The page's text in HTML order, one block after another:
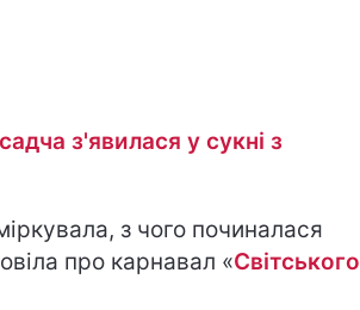
з'явилася у сукні з
з чого починалася
про карнавал «Світського